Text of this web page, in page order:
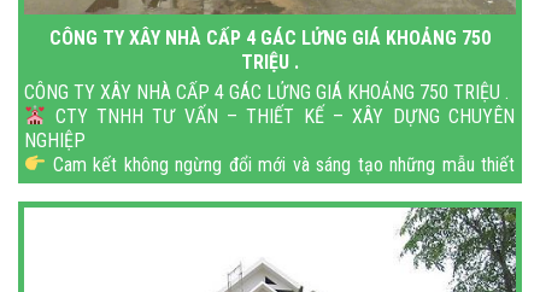
CÔNG TY XÂY NHÀ CẤP 4 GÁC LỬNG GIÁ KHOẢNG 750
TRIỆU .
CÔNG TY XÂY NHÀ CẤP 4 GÁC LỬNG GIÁ KHOẢNG 750 TRIỆU .
CTY TNHH TƯ VẤN – THIẾT KẾ – XÂY DỰNG CHUYÊN
NGHIỆP
Cam kết không ngừng đổi mới và sáng tạo những mẫu thiết
kế thi công tiện lợi, chất lượng, hợp ph